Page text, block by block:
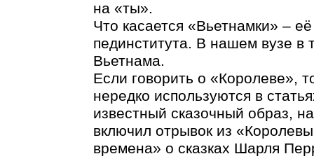
на «ты».
Что касается «Вьетнамки» –
пединститута. В нашем вузе в
Вьетнама.
Если говорить о «Королеве»,
нередко используются в
известный сказочный образ,
включил отрывок из
времена» о сказках Шарля